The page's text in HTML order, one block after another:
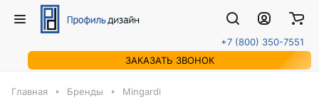
+7 (800) 350-7551
ЗАКАЗАТЬ ЗВОНОК
Главная Бренды Mingardi